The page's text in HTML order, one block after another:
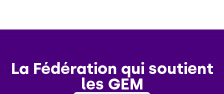
La Fédération qui soutient
les GEM